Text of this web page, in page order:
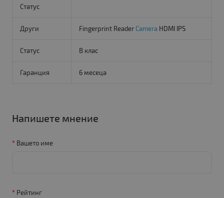
Статус
Други Fingerprint Reader Camera HDMI IPS
Статус B клас
Гаранция 6 месеца
Напишете мнение
Вашето име
Рейтинг